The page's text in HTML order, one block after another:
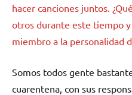
hacer canciones juntos.
otros durante este tiempo
miembro a la personalidad
Somos todos gente
cuarentena, con sus